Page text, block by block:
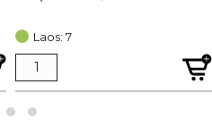
oli:
€ 0,95.
is:
€ 0,72.
Laos: 7